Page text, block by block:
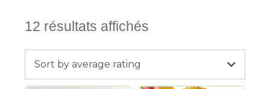
12 résultats affichés
Sort by average rating